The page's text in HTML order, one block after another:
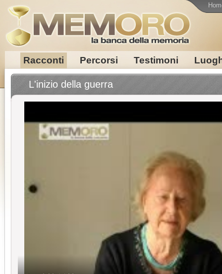
Racconti Percorsi Testimoni
L'inizio della guerra